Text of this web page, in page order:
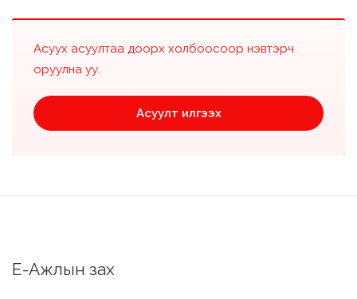
Асуух асуултаа доорх холбоосоор нэвтэрч
оруулна уу.
Асуулт илгээх
Е-Ажлын зах